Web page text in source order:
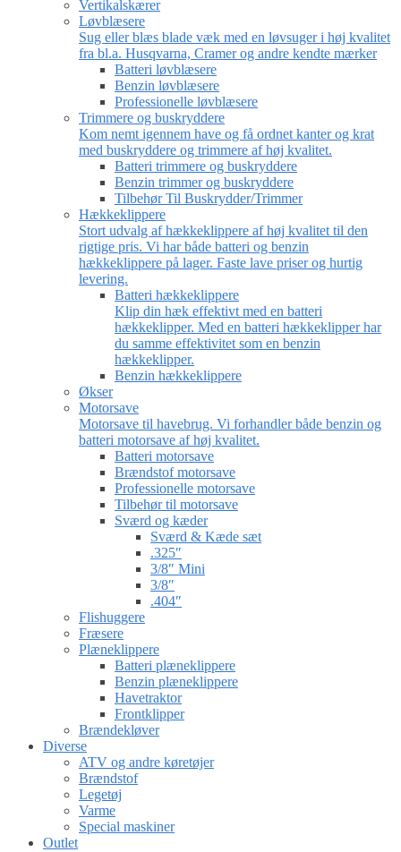
Vertikalskærer
Løvblæsere
Sug eller blæs blade væk med en løvsuger i høj kvalitet
fra bl.a. Husqvarna, Cramer og andre kendte mærker
Batteri løvblæsere
Benzin løvblæsere
Professionelle løvblæsere
Trimmere og buskryddere
Kom nemt igennem have og få ordnet kanter og krat
med buskryddere og trimmere af høj kvalitet.
Batteri trimmere og buskryddere
Benzin trimmer og buskryddere
Tilbehør Til Buskrydder/Trimmer
Hækkeklippere
Stort udvalg af hækkeklippere af høj kvalitet til den
rigtige pris. Vi har både batteri og benzin
hækkeklippere på lager. Faste lave priser og hurtig
levering.
Batteri hækkeklippere
Klip din hæk effektivt med en batteri
hækkeklipper. Med en batteri hækkeklipper har
du samme effektivitet som en benzin
hækkeklipper.
Benzin hækkeklippere
Økser
Motorsave
Motorsave til havebrug. Vi forhandler både benzin og
batteri motorsave af høj kvalitet.
Batteri motorsave
Brændstof motorsave
Professionelle motorsave
Tilbehør til motorsave
Sværd og kæder
Sværd & Kæde sæt
.325″
3/8″ Mini
3/8″
.404″
Flishuggere
Fræsere
Plæneklippere
Batteri plæneklippere
Benzin plæneklippere
Havetraktor
Frontklipper
Brændekløver
Diverse
ATV og andre køretøjer
Brændstof
Legetøj
Varme
Special maskiner
Outlet